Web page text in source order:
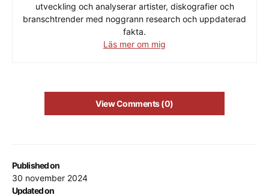
Published on
30 november 2024
Updated on
utveckling och analyserar artister, diskografier och
branschtrender med noggrann research och uppdaterad
fakta.
Läs mer om mig
View Comments (0)